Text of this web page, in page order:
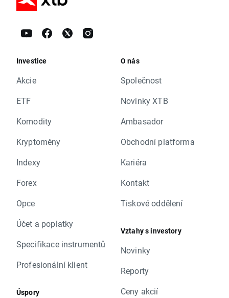
Investice
Akcie
ETF
Komodity
Kryptoměny
Indexy
Forex
Opce
Účet a poplatky
Specifikace instrumentů
Profesionální klient
Úspory
O nás
Společnost
Novinky XTB
Ambasador
Obchodní platforma
Kariéra
Kontakt
Tiskové oddělení
Vztahy s investory
Novinky
Reporty
Ceny akcií